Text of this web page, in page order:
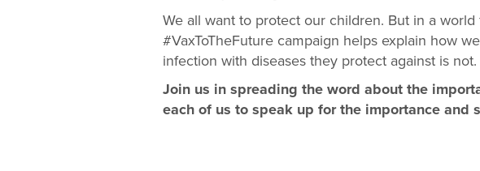
We all want to protect our children. But in a
#VaxToTheFuture campaign helps explain how
infection with diseases they protect against is not.
Join us in spreading the word about the
each of us to speak up for the importance